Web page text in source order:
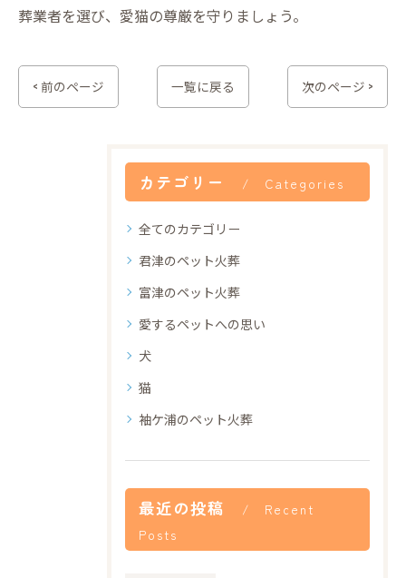
葬業者を選び、愛猫の尊厳を守りましょう。
< 前のページ 一覧に戻る 次のページ >
カテゴリー Categories
全てのカテゴリー
君津のペット火葬
富津のペット火葬
愛するペットへの思い
犬
猫
袖ケ浦のペット火葬
最近の投稿
Recent
Posts